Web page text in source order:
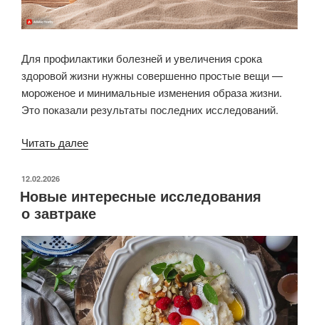
Для профилактики болезней и увеличения срока
здоровой жизни нужны совершенно простые вещи —
мороженое и минимальные изменения образа жизни.
Это показали результаты последних исследований.
Читать далее«Простые
снижения
риска
ОПУБЛИКОВАНО
12.02.2026
Новые интересные исследования
о завтраке